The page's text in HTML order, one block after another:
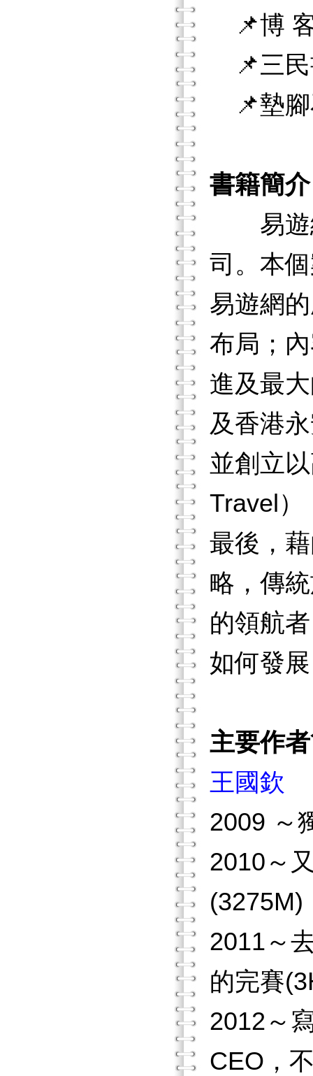
📌博
📌三民
📌墊腳
書籍簡介
易遊網
司。本
易遊網
布局；
進及最
及香港
並創立
Travel）
最後，
略，傳
的領航
如何發
主要作
王國欽
2009 ～
2010～
(3275M)
2011～
的完賽
2012～
CEO，